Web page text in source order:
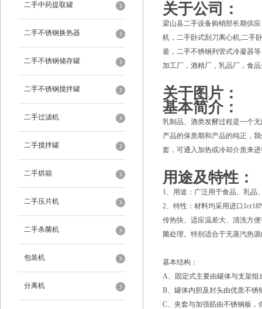
二手中药提取罐
二手不锈钢换热器
二手不锈钢储存罐
二手不锈钢搅拌罐
二手过滤机
二手搅拌罐
二手烘箱
二手压片机
二手杀菌机
包装机
分离机
关于公司：
梁山县二手设备购销部长期供
机，二手卧式刮刀离心机,二手
釜，二手不锈钢列管式冷凝器
加工厂，酒精厂，乳品厂，食
关于图片：
基本简介：
乳制品、酒类发酵过程是一个
产品的保质期和产品的纯正，
套，可通入加热或冷却介质来
用途及特性：
1、用途：广泛用于食品、乳品
2、特性：材料均采用进口
传热快、适应温差大、清洗方
菌处理。特别适合于无蒸汽热
基本结构：
A、固定式主要由罐体与支架组
B、罐体内胆及封头由优质不锈
C、夹套与加强筋由不锈钢板，